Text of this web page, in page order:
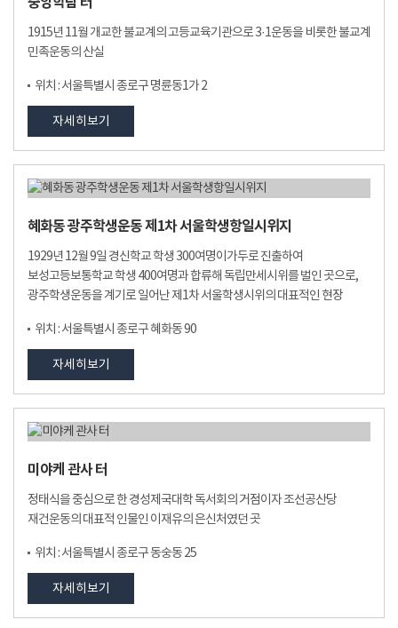
1915년 11월 개교한 불교계의 고등교육기관으로 3·1운동을 비롯한 불교계
민족운동의 산실
위치 : 서울특별시 종로구 명륜동1가 2
자세히보기
혜화동 광주학생운동 제1차 서울학생항일시위지
1929년 12월 9일 경신학교 학생 300여명이가두로 진출하여
보성고등보통학교 학생 400여명과 합류해 독립만세시위를 벌인 곳으로,
광주학생운동을 계기로 일어난 제1차 서울학생시위의 대표적인 현장
위치 : 서울특별시 종로구 혜화동 90
자세히보기
미야케 관사 터
정태식을 중심으로 한 경성제국대학 독서회의 거점이자 조선공산당
재건운동의 대표적 인물인 이재유의 은신처였던 곳
위치 : 서울특별시 종로구 동숭동 25
자세히보기